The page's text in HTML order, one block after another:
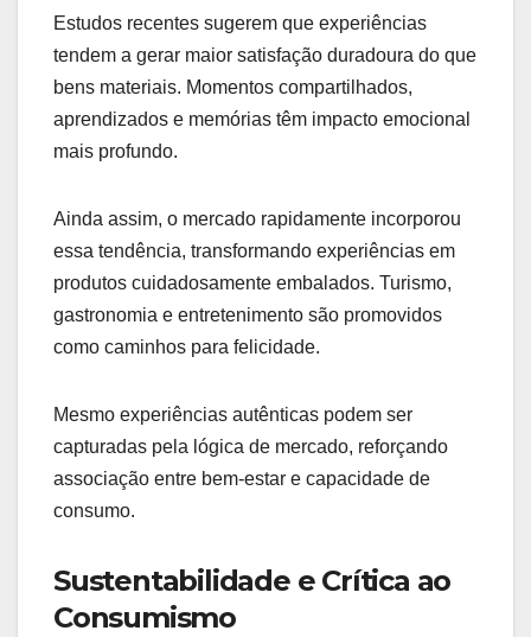
Estudos recentes sugerem que experiências
tendem a gerar maior satisfação duradoura do que
bens materiais. Momentos compartilhados,
aprendizados e memórias têm impacto emocional
mais profundo.
Ainda assim, o mercado rapidamente incorporou
essa tendência, transformando experiências em
produtos cuidadosamente embalados. Turismo,
gastronomia e entretenimento são promovidos
como caminhos para felicidade.
Mesmo experiências autênticas podem ser
capturadas pela lógica de mercado, reforçando
associação entre bem-estar e capacidade de
consumo.
Sustentabilidade e Crítica ao
Consumismo